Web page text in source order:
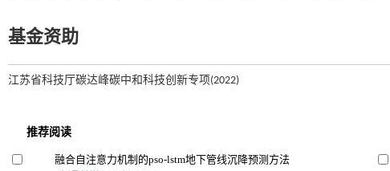
基金资助
江苏省科技厅碳达峰碳中和科技创新专项(2022)